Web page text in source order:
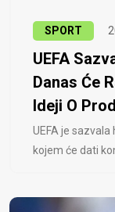
SPORT
UEFA
Danas Će
Ideji O
UEFA je
kojem će dati